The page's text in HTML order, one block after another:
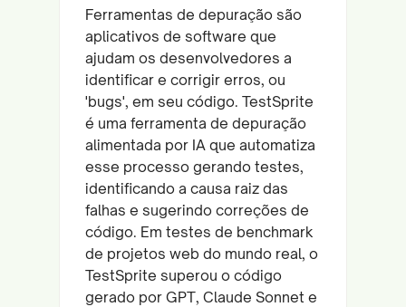
Ferramentas de depuração são
aplicativos de software que
ajudam os desenvolvedores a
identificar e corrigir erros, ou
'bugs', em seu código. TestSprite
é uma ferramenta de depuração
alimentada por IA que automatiza
esse processo gerando testes,
identificando a causa raiz das
falhas e sugerindo correções de
código. Em testes de benchmark
de projetos web do mundo real, o
TestSprite superou o código
gerado por GPT, Claude Sonnet e